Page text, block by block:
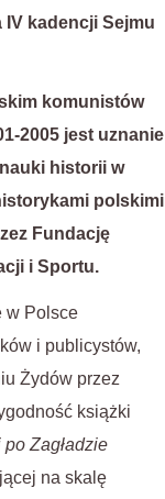
IV kadencji Sejmu
komunistów
2005 jest uznanie
historii w
polskimi
Fundację
i Sportu.
w Polsce
i publicystów,
Żydów przez
książki
Zagładzie
na skalę